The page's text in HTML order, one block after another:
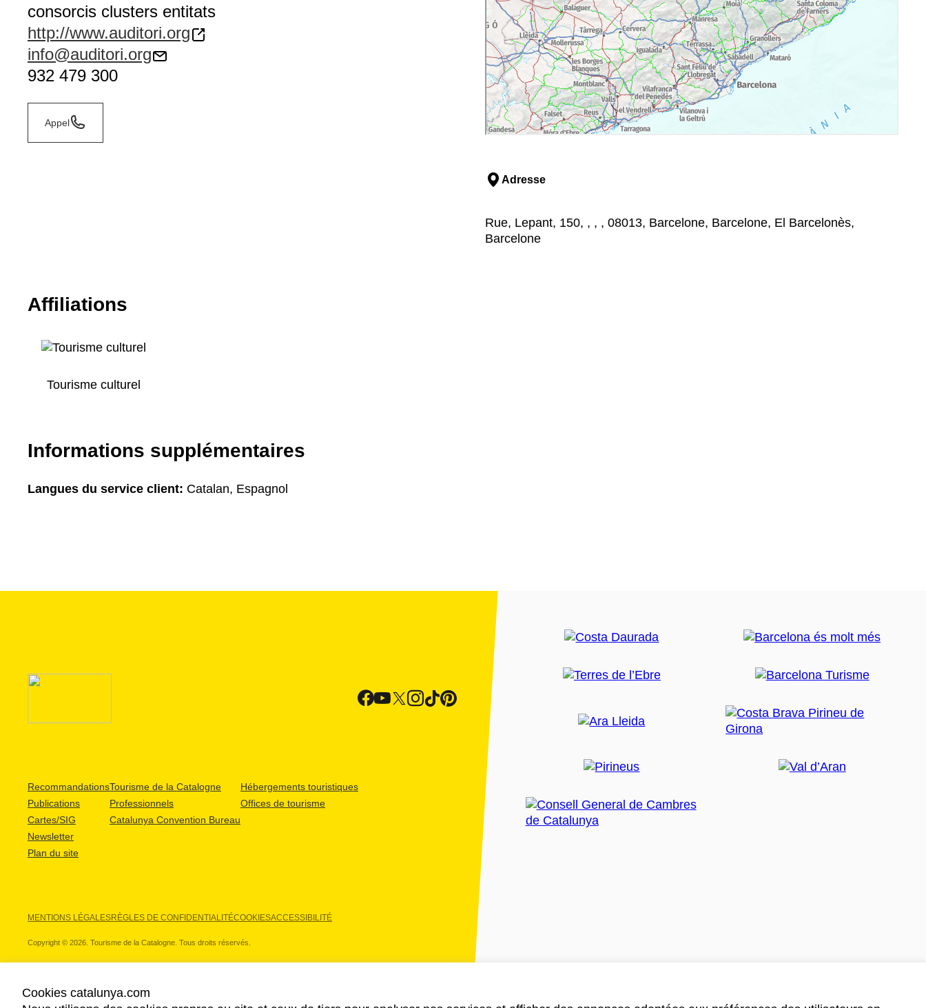
consorcis clusters entitats
http://www.auditori.org
info@auditori.org
932 479 300
Appel
Adresse
Rue, Lepant, 150, , , , 08013, Barcelone, Barcelone, El Barcelonès,
Barcelone
Affiliations
Tourisme culturel
Informations supplémentaires
Langues du service client: Catalan, Espagnol
Recommandations
Publications
Cartes/SIG
Newsletter
Plan du site
Tourisme de la Catalogne
Professionnels
Catalunya Convention Bureau
Hébergements touristiques
Offices de tourisme
MENTIONS LÉGALESRÈGLES DE CONFIDENTIALITÉCOOKIESACCESSIBILITÉ
Copyright © 2026. Tourisme de la Catalogne. Tous droits réservés.
Cookies catalunya.com